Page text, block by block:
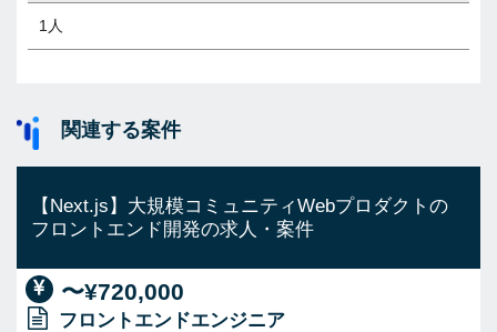
1人
関連する案件
【Next.js】大規模コミュニティWebプロダクトの
フロントエンド開発の求人・案件
〜¥720,000
フロントエンドエンジニア